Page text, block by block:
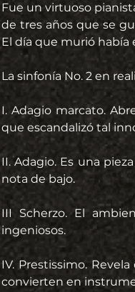
Fue un virtuoso
de tres años que se
El día que murió había
La sinfonía No. 2 en
I. Adagio marcato.
que escandalizó tal
II. Adagio. Es una
nota de bajo.
III Scherzo. El
ingeniosos.
IV. Prestissimo.
convierten en